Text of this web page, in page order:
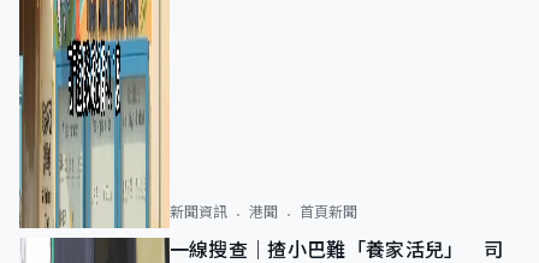
新聞資訊 港聞 首頁新聞
一線搜查｜揸小巴難「養家活兒」 司